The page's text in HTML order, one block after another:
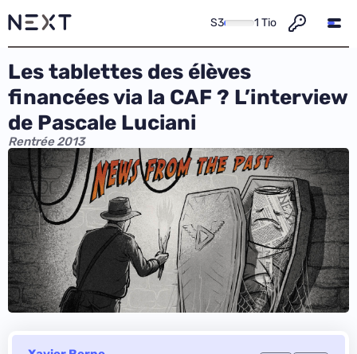
S3 1 Tio
Les tablettes des élèves
financées via la CAF ? L’interview
de Pascale Luciani
Rentrée 2013